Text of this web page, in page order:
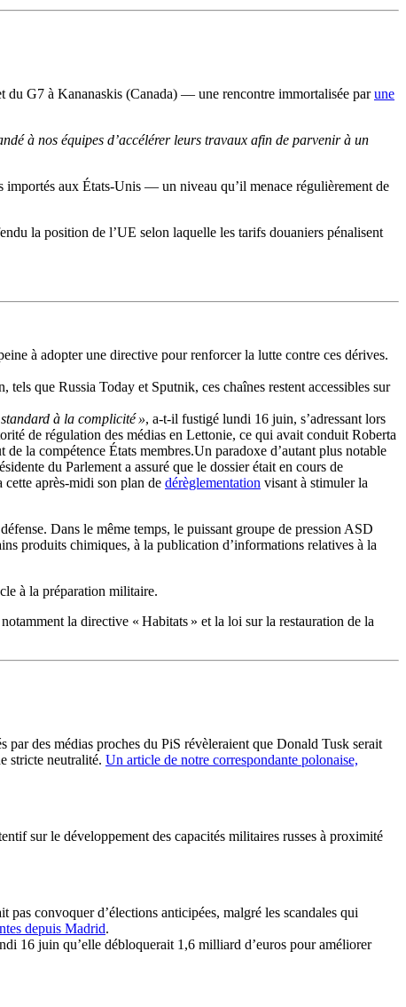
du G7 à Kananaskis (Canada) — une rencontre immortalisée parune
à nos équipes d’accélérer leurs travaux afin de parvenir à un
aux États-Unis — un niveau qu’il menace régulièrement de
la position de l’UE selon laquelle les tarifs douaniers pénalisent
à adopter une directive pour renforcer la lutte contre ces dérives.
que Russia Today et Sputnik, ces chaînes restent accessibles sur
à la complicité », a-t-il fustigé lundi 16 juin, s’adressant lors
de régulation des médias en Lettonie, ce qui avait conduit Roberta
la compétence États membres.Un paradoxe d’autant plus notable
du Parlement a assuré que le dossier était en cours de
après-midi son plan de dérèglementation visant à stimuler la
Dans le même temps, le puissant groupe de pression ASD
produits chimiques, à la publication d’informations relatives à la
à la préparation militaire.
la directive « Habitats » et la loi sur la restauration de la
par des médias proches du PiS révèleraient que Donald Tusk serait
stricte neutralité. Un article de notre correspondante polonaise,
sur le développement des capacités militaires russes à proximité
convoquer d’élections anticipées, malgré les scandales qui
depuis Madrid.
16 juin qu’elle débloquerait 1,6 milliard d’euros pour améliorer